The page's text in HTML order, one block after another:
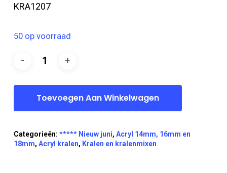
KRA1207
50 op voorraad
Toevoegen Aan Winkelwagen
Categorieën: ***** Nieuw juni, Acryl 14mm, 16mm en
18mm, Acryl kralen, Kralen en kralenmixen